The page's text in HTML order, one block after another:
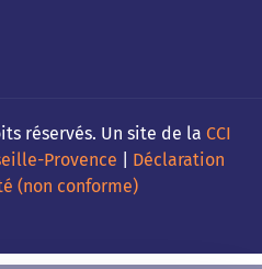
réservés. Un site de la CCI
Provence
Déclaration
(non conforme)